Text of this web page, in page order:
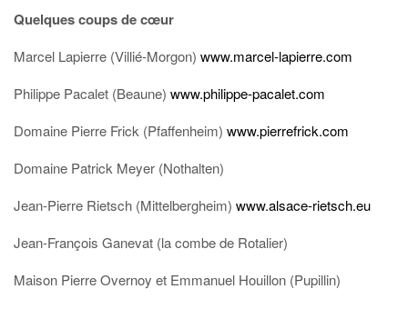
Quelques coups de cœur
Marcel Lapierre (Villié-Morgon) www.marcel-lapierre.com
Philippe Pacalet (Beaune) www.philippe-pacalet.com
Domaine Pierre Frick (Pfaffenheim) www.pierrefrick.com
Domaine Patrick Meyer (Nothalten)
Jean-Pierre Rietsch (Mittelbergheim) www.alsace-rietsch.eu
Jean-François Ganevat (la combe de Rotalier)
Maison Pierre Overnoy et Emmanuel Houillon (Pupillin)